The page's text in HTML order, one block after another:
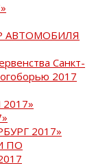
АВТОМОБИЛЯ
Санкт-
2017
2017»
ПО